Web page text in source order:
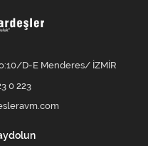
D-E Menderes/ İZMİR
0 223